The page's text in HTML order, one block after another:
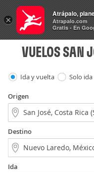
Vuelos
VUELOS SAN
Ida y vuelta Solo ida
Origen
Destino
Ida
×
Atrápalo,
Atrapalo.com
Gratis - En